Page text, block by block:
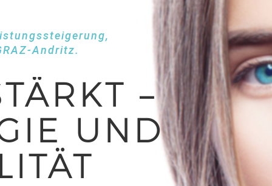
Andritz.
–
UND